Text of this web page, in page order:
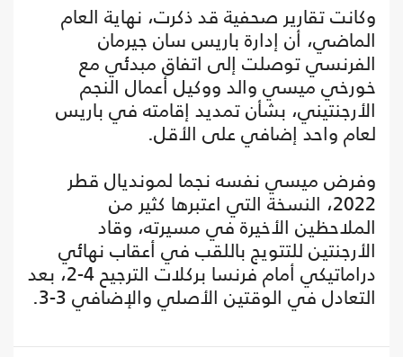
وكانت تقارير صحفية قد ذكرت، نهاية العام
الماضي، أن إدارة باريس سان جيرمان
الفرنسي توصلت إلى اتفاق مبدئي مع
خورخي ميسي والد ووكيل أعمال النجم
الأرجنتيني، بشأن تمديد إقامته في باريس
لعام واحد إضافي على الأقل.
وفرض ميسي نفسه نجما لمونديال قطر
2022، النسخة التي اعتبرها كثير من
الملاحظين الأخيرة في مسيرته، وقاد
الأرجنتين للتتويج باللقب في أعقاب نهائي
دراماتيكي أمام فرنسا بركلات الترجيح 4-2، بعد
التعادل في الوقتين الأصلي والإضافي 3-3.